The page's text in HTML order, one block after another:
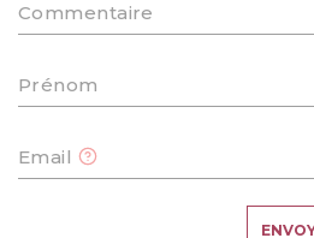
Commentaire
Prénom
Email